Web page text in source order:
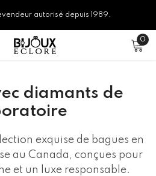
autorisé depuis 1989.
00
diamants de
exquise de bagues en
au Canada, conçues pour
et un luxe responsable.